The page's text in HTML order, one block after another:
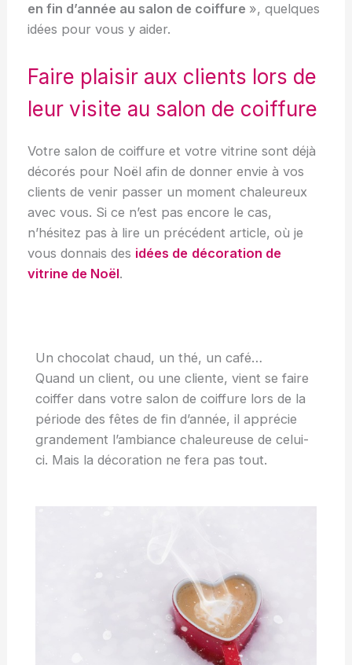
en fin d’année au salon de coiffure », quelques
idées pour vous y aider.
Faire plaisir aux clients lors de
leur visite au salon de coiffure
Votre salon de coiffure et votre vitrine sont déjà
décorés pour Noël afin de donner envie à vos
clients de venir passer un moment chaleureux
avec vous. Si ce n’est pas encore le cas,
n’hésitez pas à lire un précédent article, où je
vous donnais des idées de décoration de
vitrine de Noël.
Un chocolat chaud, un thé, un café…
Quand un client, ou une cliente, vient se faire
coiffer dans votre salon de coiffure lors de la
période des fêtes de fin d’année, il apprécie
grandement l’ambiance chaleureuse de celui-
ci. Mais la décoration ne fera pas tout.